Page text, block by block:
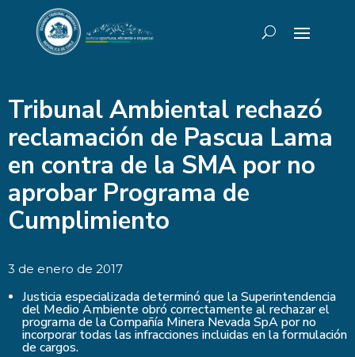
Tribunal Ambiental rechazó
reclamación de Pascua Lama
en contra de la SMA por no
aprobar Programa de
Cumplimiento
3 de enero de 2017
Justicia especializada determinó que la Superintendencia
del Medio Ambiente obró correctamente al rechazar el
programa de la Compañía Minera Nevada SpA por no
incorporar todas las infracciones incluidas en la formulación
de cargos.